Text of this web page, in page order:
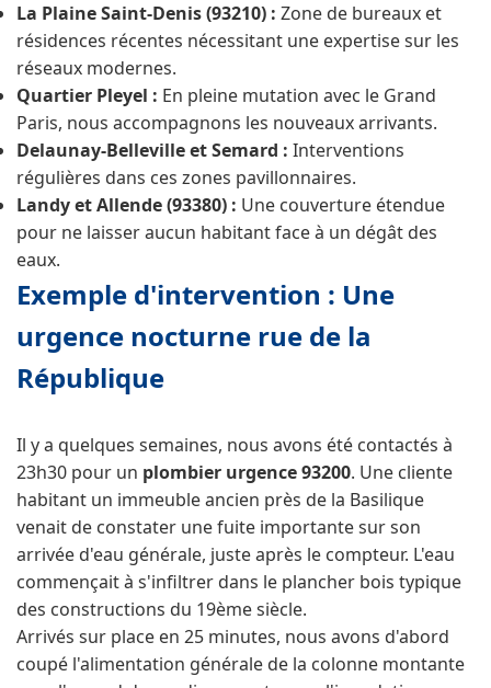
La Plaine Saint-Denis (93210) : Zone de bureaux et
résidences récentes nécessitant une expertise sur les
réseaux modernes.
Quartier Pleyel : En pleine mutation avec le Grand
Paris, nous accompagnons les nouveaux arrivants.
Delaunay-Belleville et Semard : Interventions
régulières dans ces zones pavillonnaires.
Landy et Allende (93380) : Une couverture étendue
pour ne laisser aucun habitant face à un dégât des
eaux.
Exemple d'intervention : Une
urgence nocturne rue de la
République
Il y a quelques semaines, nous avons été contactés à
23h30 pour un plombier urgence 93200. Une cliente
habitant un immeuble ancien près de la Basilique
venait de constater une fuite importante sur son
arrivée d'eau générale, juste après le compteur. L'eau
commençait à s'infiltrer dans le plancher bois typique
des constructions du 19ème siècle.
Arrivés sur place en 25 minutes, nous avons d'abord
coupé l'alimentation générale de la colonne montante